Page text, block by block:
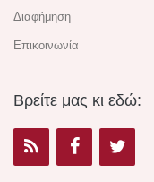
Διαφήμηση
Επικοινωνία
Βρείτε μας κι εδώ: